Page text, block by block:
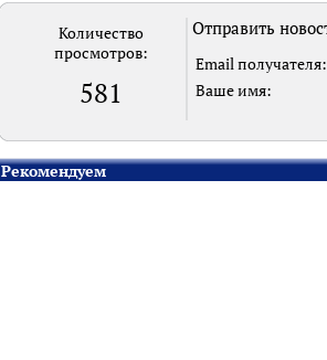
Количество
просмотров:
581
Отправить
Email получателя:
Ваше имя:
Рекомендуем